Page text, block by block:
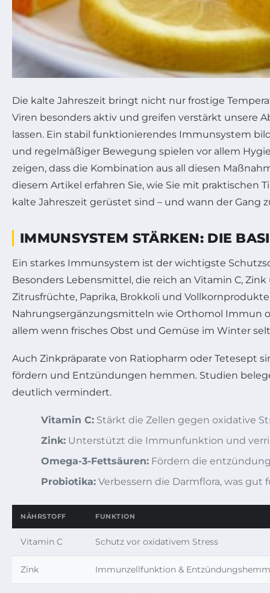
Die kalte Jahreszeit bringt nicht nur frostige
Viren besonders aktiv und greifen verstärkt unsere
lassen. Ein stabil funktionierendes Immunsystem
und regelmäßiger Bewegung spielen vor allem
zeigen, dass die Kombination aus all diesen
diesem Artikel erfahren Sie, wie Sie mit
kalte Jahreszeit gerüstet sind – und wann der Gang
IMMUNSYSTEM STÄRKEN: DIE
Ein starkes Immunsystem ist der wichtigste
Besonders Lebensmittel, die reich an Vitamin C,
Zitrusfrüchte, Paprika, Brokkoli und
Nahrungsergänzungsmitteln wie Orthomol Immun
allem wenn frisches Obst und Gemüse im Winter
Auch Zinkpräparate von Ratiopharm oder Tetesept
fördern und Entzündungen hemmen. Studien
deutlich vermindert.
Vitamin C: Stärkt die Zellen gegen oxidative
Zink: Unterstützt die Immunfunktion und
Omega-3-Fettsäuren: Fördern die
Probiotika: Verbessern die Darmflora, was gut
NÄHRSTOFF FUNKTION
Vitamin C Schutz vor oxidativem Stress
Zink Immunzellfunktion &